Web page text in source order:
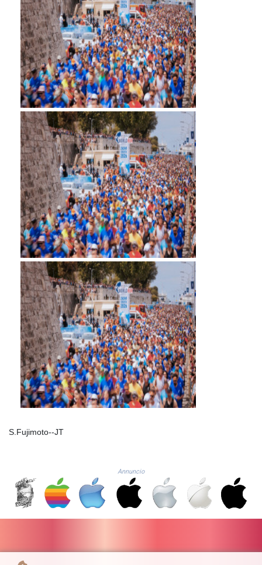
MWK
2004.537163
MXN 19.809677
MYR 4.729001
MZN 73.883747
NAD 18.780552
NGN
1577.519501
NIO 42.541205
NOK 10.981266
NPR 176.003933
NZD 1.961655
OMR 0.444533
PAB 1.155994
PEN 3.915024
PGK 5.108776
PHP 70.28003
PKR 320.93685
PLN 4.299776
PYG 6873.88175
QAR 4.225923
RON 5.25054
RSD 117.323733
RUB 95.127146
RWF
1699.865164
SAR 4.370505
SBD 9.328213
SCR 16.756231
SDG 694.271725
SEK 10.952356
SGD 1.478142
23929.950059
STN 24.570322
SVC 10.115257
SZL 18.776741
THB 38.118659
S.Fujimoto--JT
Annuncio